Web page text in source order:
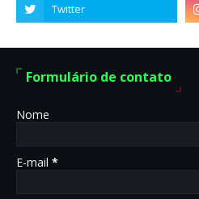
Formulário de contato
Nome
E-mail *